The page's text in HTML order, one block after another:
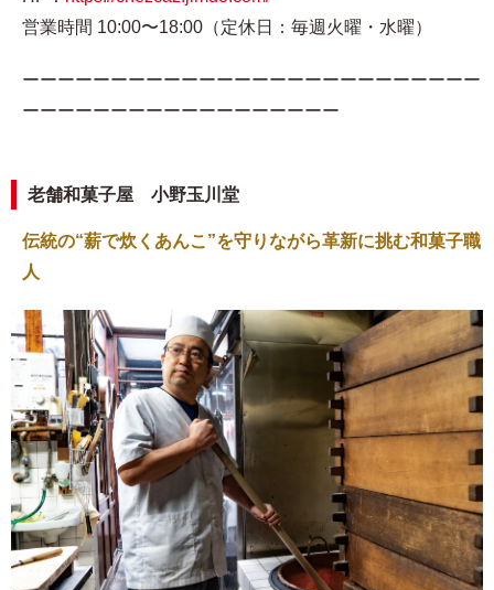
営業時間 10:00〜18:00（定休日：毎週火曜・水曜）
ーーーーーーーーーーーーーーーーーーーーーーーーーー
ーーーーーーーーーーーーーーーーーー
老舗和菓子屋 小野玉川堂
伝統の“薪で炊くあんこ”を守りながら革新に挑む和菓子職
人